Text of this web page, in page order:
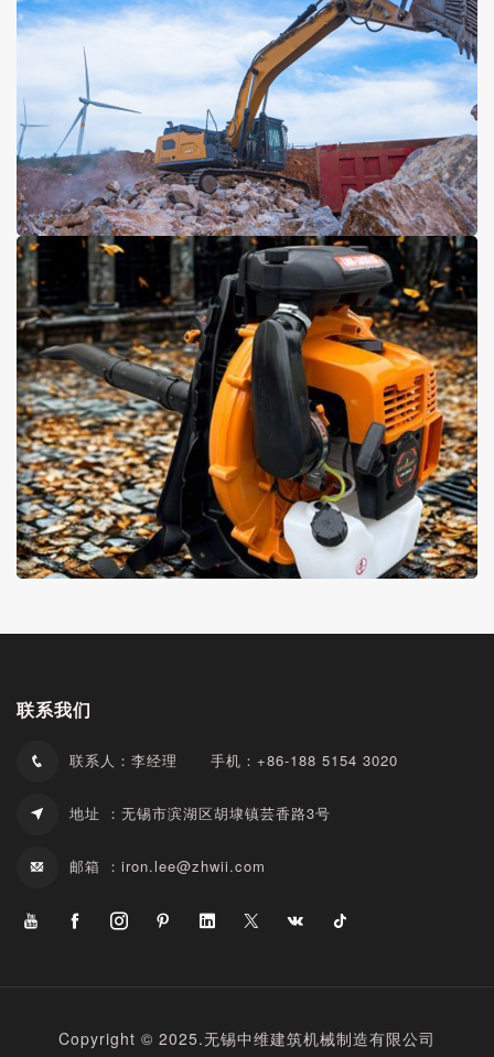
联系我们
联系人：李经理 手机：+86-188 5154 3020
地址 ：无锡市滨湖区胡埭镇芸香路3号
邮箱 ： iron.lee@zhwii.com
Copyright © 2025.无锡中维建筑机械制造有限公司